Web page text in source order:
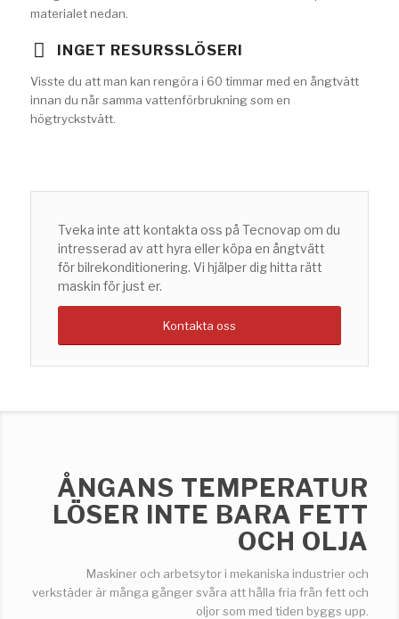
materialet nedan.
INGET RESURSSLÖSERI
Visste du att man kan rengöra i 60 timmar med en ångtvätt
innan du når samma vattenförbrukning som en
högtryckstvätt.
Tveka inte att kontakta oss på Tecnovap om du
intresserad av att hyra eller köpa en ångtvätt
för bilrekonditionering. Vi hjälper dig hitta rätt
maskin för just er.
Kontakta oss
ÅNGANS TEMPERATUR
LÖSER INTE BARA FETT
OCH OLJA
Maskiner och arbetsytor i mekaniska industrier och
verkstäder är många gånger svåra att hålla fria från fett och
oljor som med tiden byggs upp.